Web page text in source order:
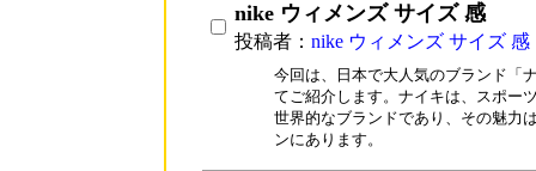
nike ウィメンズ サイズ 感
投稿者： nike ウィメンズ サイズ 感
今回は、日本で大人気のブランド「
てご紹介します。ナイキは、スポー
世界的なブランドであり、その魅力
ンにあります。